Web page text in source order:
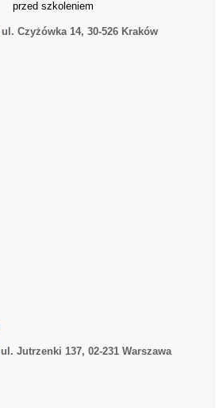
przed szkoleniem
ul. Czyżówka 14, 30-526 Kraków
ul. Jutrzenki 137, 02-231 Warszawa